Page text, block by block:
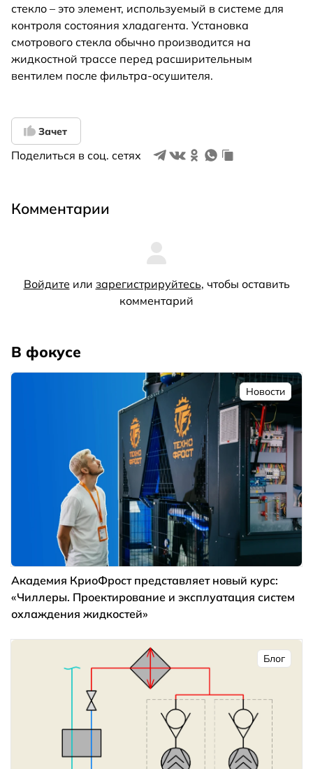
стекло – это элемент, используемый в системе для
контроля состояния хладагента. Установка
смотрового стекла обычно производится на
жидкостной трассе перед расширительным
вентилем после фильтра-осушителя.
Зачет
Поделиться в соц. сетях
Комментарии
Войдите или зарегистрируйтесь, чтобы оставить
комментарий
В фокусе
Новости
Академия КриоФрост представляет новый курс:
«Чиллеры. Проектирование и эксплуатация систем
охлаждения жидкостей»
Блог